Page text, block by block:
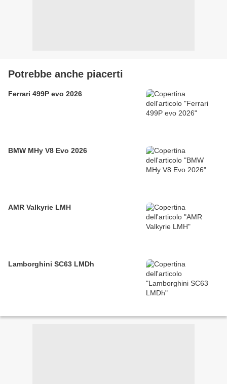
Potrebbe anche piacerti
Ferrari 499P evo 2026
BMW MHy V8 Evo 2026
AMR Valkyrie LMH
Lamborghini SC63 LMDh